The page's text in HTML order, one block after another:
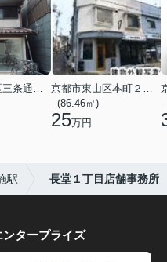
京都市東山区三条通北裏白川筋西入２丁目東姉小路町
京都市東山区本町２２丁目
- (86.46㎡)
25万円
-
駅 長堂１丁目店舗事務所
タープライズ